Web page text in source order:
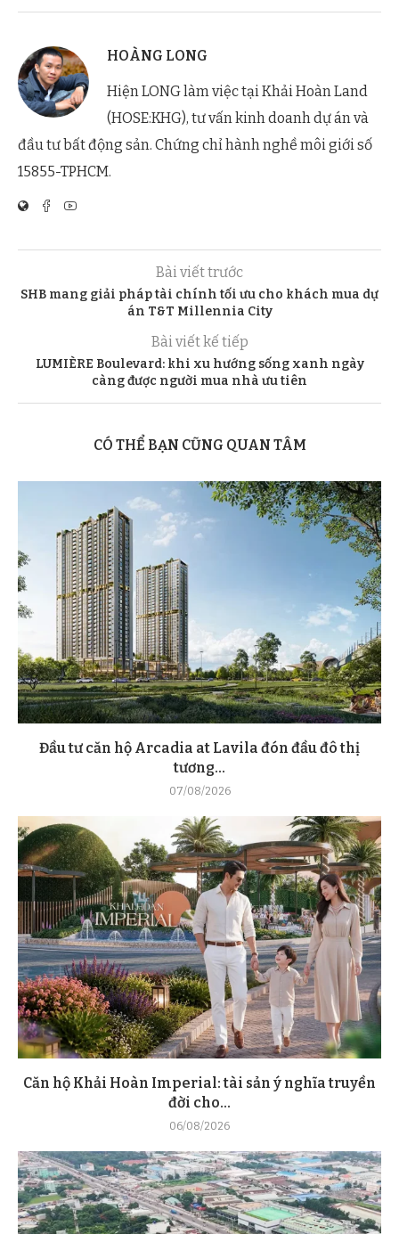
HOÀNG LONG
Hiện LONG làm việc tại Khải Hoàn Land
(HOSE:KHG), tư vấn kinh doanh dự án và
đầu tư bất động sản. Chứng chỉ hành nghề môi giới số
15855-TPHCM.
Bài viết trước
SHB mang giải pháp tài chính tối ưu cho khách mua dự
án T&T Millennia City
Bài viết kế tiếp
LUMIÈRE Boulevard: khi xu hướng sống xanh ngày
càng được người mua nhà ưu tiên
CÓ THỂ BẠN CŨNG QUAN TÂM
Đầu tư căn hộ Arcadia at Lavila đón đầu đô thị
tương...
07/08/2026
Căn hộ Khải Hoàn Imperial: tài sản ý nghĩa truyền
đời cho...
06/08/2026